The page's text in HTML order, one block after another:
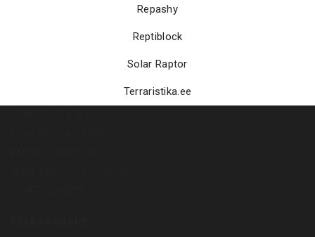
Repashy
Reptiblock
Solar Raptor
Terraristika.ee